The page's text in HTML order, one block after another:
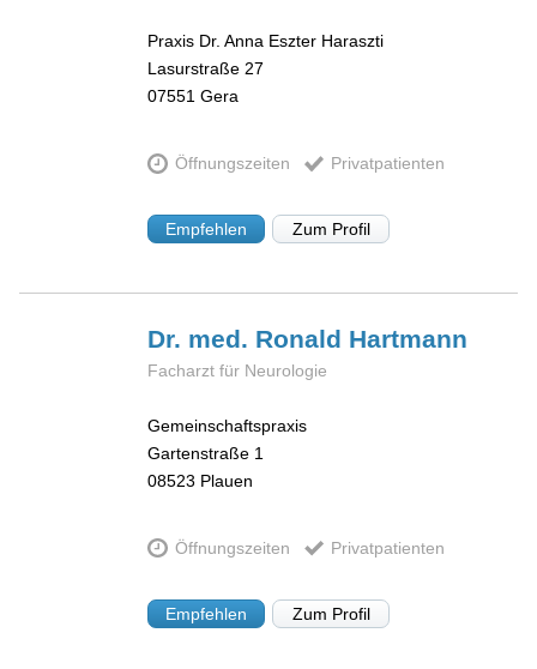
Praxis Dr. Anna Eszter Haraszti
Lasurstraße 27
07551 Gera
Öffnungszeiten Privatpatienten
Empfehlen Zum Profil
Dr. med. Ronald Hartmann
Facharzt für Neurologie
Gemeinschaftspraxis
Gartenstraße 1
08523 Plauen
Öffnungszeiten Privatpatienten
Empfehlen Zum Profil